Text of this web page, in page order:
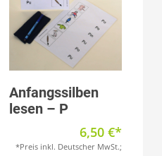
Produkt anzeigen
Anfangssilben
lesen – P
6,50 €
*Preis inkl. Deutscher MwSt.;